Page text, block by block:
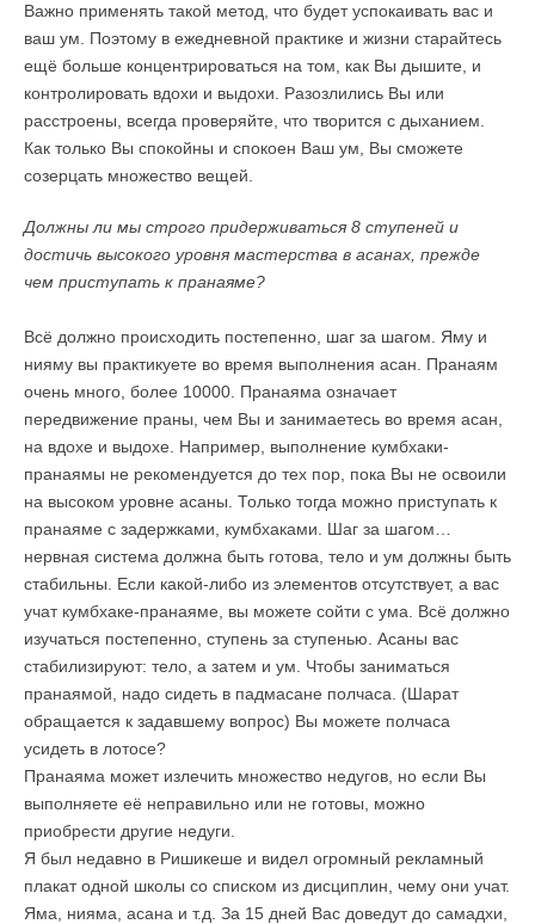
Важно применять такой метод, что будет успокаивать вас и
ваш ум. Поэтому в ежедневной практике и жизни старайтесь
ещё больше концентрироваться на том, как Вы дышите, и
контролировать вдохи и выдохи. Разозлились Вы или
расстроены, всегда проверяйте, что творится с дыханием.
Как только Вы спокойны и спокоен Ваш ум, Вы сможете
созерцать множество вещей.
Должны ли мы строго придерживаться 8 ступеней и
достичь высокого уровня мастерства в асанах, прежде
чем приступать к пранаяме?
Всё должно происходить постепенно, шаг за шагом. Яму и
нияму вы практикуете во время выполнения асан. Пранаям
очень много, более 10000. Пранаяма означает
передвижение праны, чем Вы и занимаетесь во время асан,
на вдохе и выдохе. Например, выполнение кумбхаки-
пранаямы не рекомендуется до тех пор, пока Вы не освоили
на высоком уровне асаны. Только тогда можно приступать к
пранаяме с задержками, кумбхаками. Шаг за шагом…
нервная система должна быть готова, тело и ум должны быть
стабильны. Если какой-либо из элементов отсутствует, а вас
учат кумбхаке-пранаяме, вы можете сойти с ума. Всё должно
изучаться постепенно, ступень за ступенью. Асаны вас
стабилизируют: тело, а затем и ум. Чтобы заниматься
пранаямой, надо сидеть в падмасане полчаса. (Шарат
обращается к задавшему вопрос) Вы можете полчаса
усидеть в лотосе?
Пранаяма может излечить множество недугов, но если Вы
выполняете её неправильно или не готовы, можно
приобрести другие недуги.
Я был недавно в Ришикеше и видел огромный рекламный
плакат одной школы со списком из дисциплин, чему они учат.
Яма, нияма, асана и т.д. За 15 дней Вас доведут до самадхи,